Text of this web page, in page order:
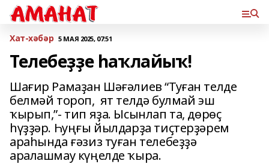
Хат-хәбәр 5 МАЯ 2025, 07:51
Телебеҙҙе һаҡлайыҡ!
Шағир Рамаҙан Шәғәлиев “Туған телде
белмәй тороп, ят телдә булмай эш
ҡырып,”- тип яҙа. Ысынлап та, дөрөҫ
һүҙҙәр. Һуңғы йылдарҙа тиҫтерҙәрем
араһында ғәзиз туған телебеҙҙә
аралашмау күңелде ҡыра.